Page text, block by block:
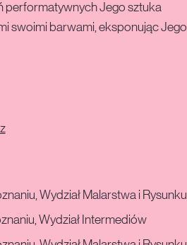
performatywnych Jego sztuka
swoimi barwami, eksponując Jego
Wydział Malarstwa i Rysunku
Wydział Intermediów